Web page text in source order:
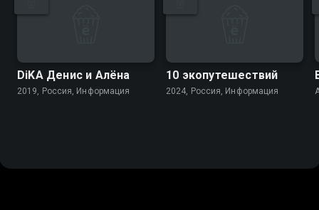
DiKA Денис и Алёна
2019, Россия, Информация
10 экопутешествий
2024, Россия, Информация